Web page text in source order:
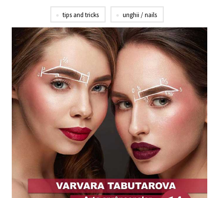
tips and tricks unghii / nails